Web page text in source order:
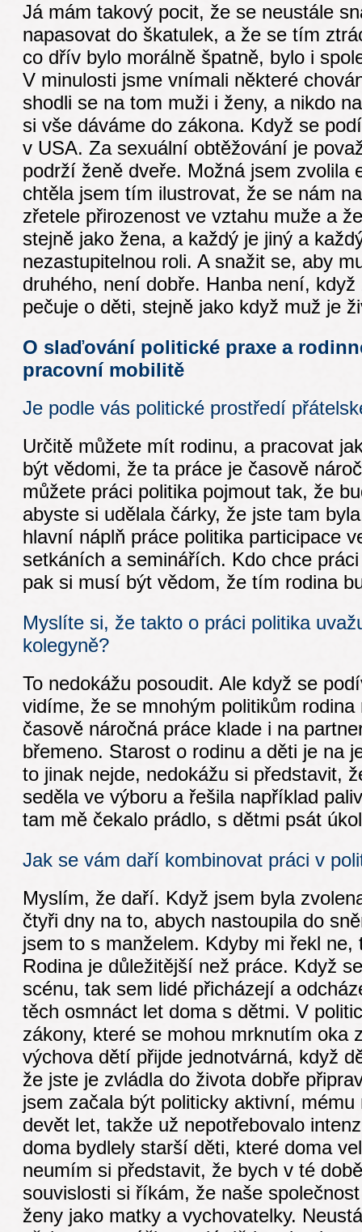
Já mám takový pocit, že se neustále
napasovat do škatulek, a že se tím
co dřív bylo morálně špatně, bylo i
V minulosti jsme vnímali některé
shodli se na tom muži i ženy, a nikdo
si vše dáváme do zákona. Když se
v USA. Za sexuální obtěžování je
podrží ženě dveře. Možná jsem zvolila
chtěla jsem tím ilustrovat, že se nám
zřetele přirozenost ve vztahu muže a
stejně jako žena, a každý je jiný a
nezastupitelnou roli. A snažit se, aby
druhého, není dobře. Hanba není,
pečuje o děti, stejně jako když muž je
O slaďování politické praxe a
pracovní mobilitě
Je podle vás politické prostředí
Určitě můžete mít rodinu, a pracovat
být vědomi, že ta práce je časově
můžete práci politika pojmout tak, že
abyste si udělala čárky, že jste tam
hlavní náplň práce politika participace
setkáních a seminářích. Kdo chce
pak si musí být vědom, že tím rodina
Myslíte si, že takto o práci politika
kolegyně?
To nedokážu posoudit. Ale když se
vidíme, že se mnohým politikům rodina
časově náročná práce klade i na
břemeno. Starost o rodinu a děti je na
to jinak nejde, nedokážu si představit,
seděla ve výboru a řešila například
tam mě čekalo prádlo, s dětmi psát
Jak se vám daří kombinovat práci v
Myslím, že daří. Když jsem byla
čtyři dny na to, abych nastoupila do
jsem to s manželem. Kdyby mi řekl ne,
Rodina je důležitější než práce. Když
scénu, tak sem lidé přicházejí a
těch osmnáct let doma s dětmi. V
zákony, které se mohou mrknutím oka
výchova dětí přijde jednotvárná, když
že jste je zvládla do života dobře
jsem začala být politicky aktivní,
devět let, takže už nepotřebovalo
doma bydlely starší děti, které doma
neumím si představit, že bych v té
souvislosti si říkám, že naše
ženy jako matky a vychovatelky.